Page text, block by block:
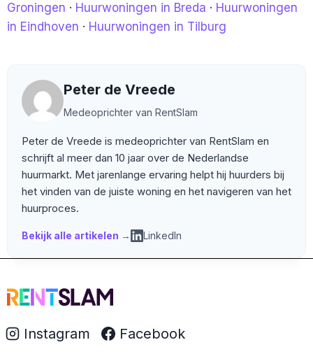
Groningen · Huurwoningen in Breda · Huurwoningen
in Eindhoven · Huurwoningen in Tilburg
Peter de Vreede
Medeoprichter van RentSlam
Peter de Vreede is medeoprichter van RentSlam en
schrijft al meer dan 10 jaar over de Nederlandse
huurmarkt. Met jarenlange ervaring helpt hij huurders bij
het vinden van de juiste woning en het navigeren van het
huurproces.
Bekijk alle artikelen → LinkedIn
Instagram Facebook